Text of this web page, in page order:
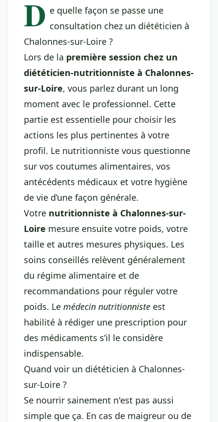
D e quelle façon se passe une
consultation chez un diététicien à
Chalonnes-sur-Loire ?
Lors de la première session chez un
diététicien-nutritionniste à Chalonnes-
sur-Loire, vous parlez durant un long
moment avec le professionnel. Cette
partie est essentielle pour choisir les
actions les plus pertinentes à votre
profil. Le nutritionniste vous questionne
sur vos coutumes alimentaires, vos
antécédents médicaux et votre hygiène
de vie d’une façon générale.
Votre nutritionniste à Chalonnes-sur-
Loire mesure ensuite votre poids, votre
taille et autres mesures physiques. Les
soins conseillés relèvent généralement
du régime alimentaire et de
recommandations pour réguler votre
poids. Le médecin nutritionniste est
habilité à rédiger une prescription pour
des médicaments s’il le considère
indispensable.
Quand voir un diététicien à Chalonnes-
sur-Loire ?
Se nourrir sainement n'est pas aussi
simple que ça. En cas de maigreur ou de